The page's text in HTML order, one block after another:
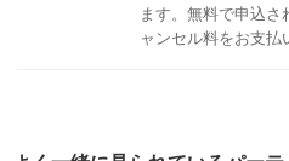
ます。無料で申込
ャンセル料をお支払